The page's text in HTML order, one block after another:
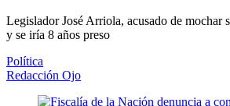
Legislador José Arriola, acusado de mochar
y se iría 8 años preso
Política
Redacción Ojo